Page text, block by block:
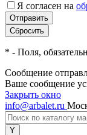
Я согласен на
* - Поля,
Сообщение
Ваше сообщение
Закрыть окно
info@arbalet.ru